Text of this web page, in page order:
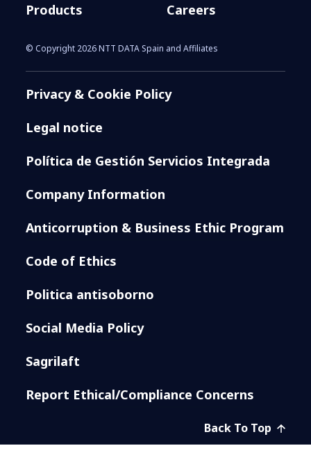
Products
Careers
© Copyright 2026 NTT DATA Spain and Affiliates
Privacy & Cookie Policy
Legal notice
Política de Gestión Servicios Integrada
Company Information
Anticorruption & Business Ethic Program
Code of Ethics
Politica antisoborno
Social Media Policy
Sagrilaft
Report Ethical/Compliance Concerns
Back To Top